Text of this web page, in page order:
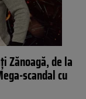
Zănoagă, de la
scandal cu